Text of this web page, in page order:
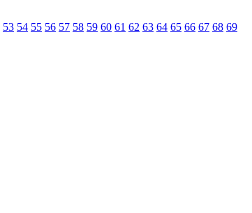
53 54 55 56 57 58 59 60 61 62 63 64 65 66 67 68 69